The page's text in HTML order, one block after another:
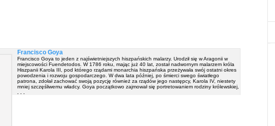
Francisco Goya
Francisco Goya to jeden z najświetniejszych hiszpańskich malarzy. Urodził się w Aragonii w
miejscowości Fuendetodos. W 1786 roku, mając już 40 lat, został nadwornym malarzem króla
Hiszpanii Karola III, pod którego rządami monarchia hiszpańska przeżywała swój ostatni okres
powodzenia i rozwoju gospodarczego. W dwa lata później, po śmierci swego światłego
patrona, zdołał zachować swoją pozycję również za rządów jego następcy, Karola IV, niestety
mniej szczęśliwemu władcy. Goya początkowo zajmował się portretowaniem rodziny królewskiej,